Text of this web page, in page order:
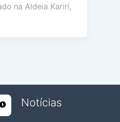
na Aldeia Kariri,
Notícias